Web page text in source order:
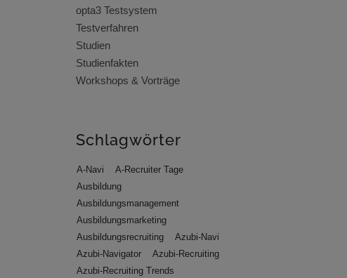
opta3 Testsystem
Testverfahren
Studien
Studienfakten
Workshops & Vorträge
Schlagwörter
A-Navi
A-Recruiter Tage
Ausbildung
Ausbildungsmanagement
Ausbildungsmarketing
Ausbildungsrecruiting
Azubi-Navi
Azubi-Navigator
Azubi-Recruiting
Azubi-Recruiting Trends